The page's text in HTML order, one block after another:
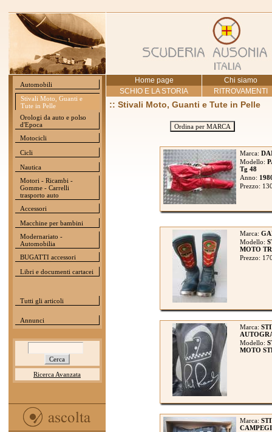
Automobili
Stivali Moto, Guanti e
Tute in Pelle
Orologi da auto e polso
d'Epoca
Motocicli
Cicli
Nautica
Motori - Ricambi -
Gomme - Carrelli
trasporto auto
Accessori
Macchine per bambini
Modernariato -
Automobilia
BUGATTI accessori
Libri e documenti cartacei
Tutti gli articoli
Annunci
Ricerca Avanzata
Home page
Chi siamo
SCHIO E LA STORIA
RITROVAMENTI
:: Stivali Moto, Guanti e Tute in Pelle
Ordina per MARCA
Marca:
Modello:
Tg 48
Anno:
Prezzo:
Marca:
Modello:
MOTO
Prezzo:
Marca:
Modello:
MOTO
Marca: